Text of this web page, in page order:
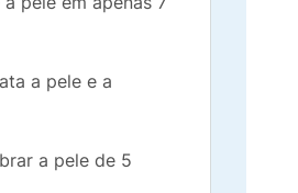
a pele e a
a pele de 5